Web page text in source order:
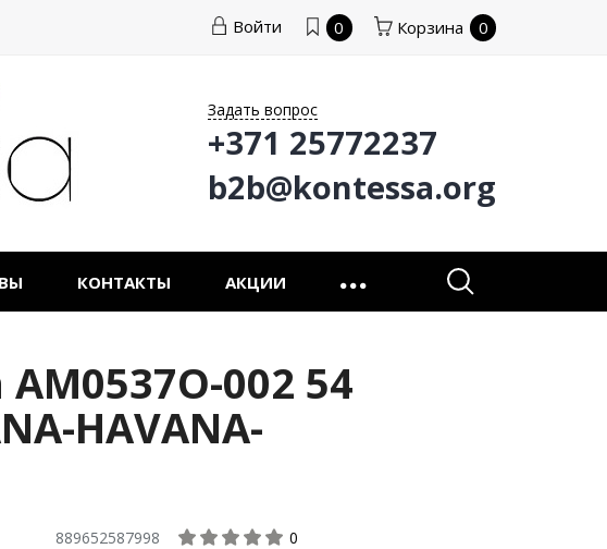
Войти 0 Корзина 0
Задать вопрос
+371 25772237
b2b@kontessa.org
КОНТАКТЫ АКЦИИ
002 54
HAVANA-
889652587998 0